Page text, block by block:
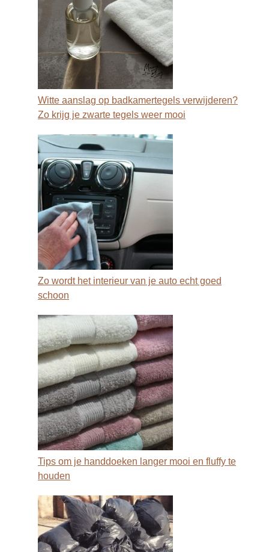
Witte aanslag op badkamertegels verwijderen?
Zo krijg je zwarte tegels weer mooi
Zo wordt het interieur van je auto echt goed
schoon
Tips om je handdoeken langer mooi en fluffy te
houden